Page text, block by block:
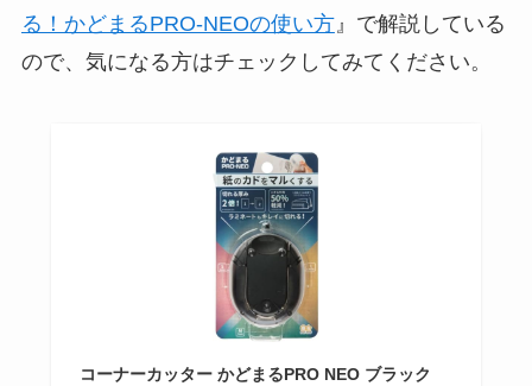
る！かどまるPRO-NEOの使い方』で解説している
ので、気になる方はチェックしてみてください。
コーナーカッター かどまるPRO NEO ブラック